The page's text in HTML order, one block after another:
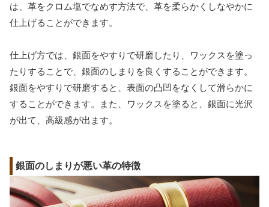
は、革をクロム塩でなめす方法で、革を柔らかくしなやかに
仕上げることができます。
仕上げ方では、銀面をやすりで研磨したり、ワックスを塗っ
たりすることで、銀面のしまりを良くすることができます。
銀面をやすりで研磨すると、表面の凸凹をなくして滑らかに
することができます。また、ワックスを塗ると、銀面に光沢
が出て、高級感が出ます。
銀面のしまりが悪い革の特徴